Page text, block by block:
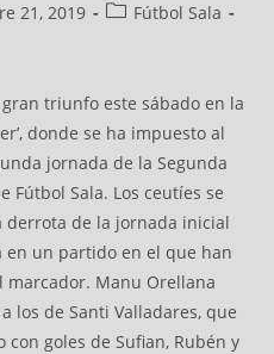
21, 2019
Fútbol Sala
triunfo este sábado en la
donde se ha impuesto al
jornada de la Segunda
Fútbol Sala. Los ceutíes se
derrota de la jornada inicial
en un partido en el que han
Manu Orellana
los de Santi Valladares, que
goles de Sufian, Rubén y